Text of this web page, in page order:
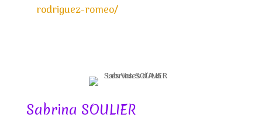
rodriguez-romeo/
Sabrina SOULIER